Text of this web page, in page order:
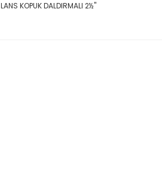
LANS KOPUK DALDIRMALI 2½''